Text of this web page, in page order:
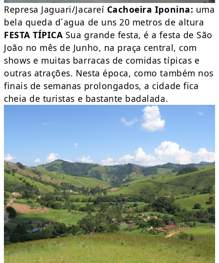
Represa Jaguari/Jacareí Cachoeira Iponina: uma
bela queda d´agua de uns 20 metros de altura
FESTA TÍPICA Sua grande festa, é a festa de São
João no mês de Junho, na praça central, com
shows e muitas barracas de comidas típicas e
outras atrações. Nesta época, como também nos
finais de semanas prolongados, a cidade fica
cheia de turistas e bastante badalada.